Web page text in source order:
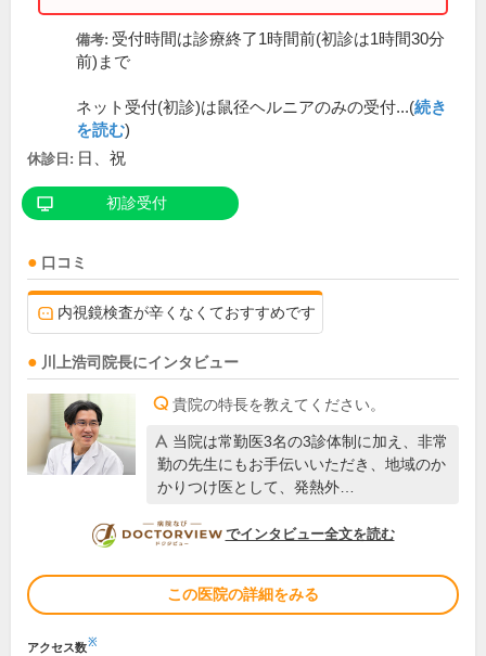
備考: 受付時間は診療終了1時間前(初診は1時間30分
前)まで
ネット受付(初診)は鼠径ヘルニアのみの受付...(続き
を読む)
休診日: 日、祝
初診受付
口コミ
内視鏡検査が辛くなくておすすめです
川上浩司 院長にインタビュー
貴院の特長を教えてください。
当院は常勤医3名の3診体制に加え、非常
勤の先生にもお手伝いいただき、地域のか
かりつけ医として、発熱外…
DOCTORVIEW
でインタビュー全文を読む
この医院の詳細をみる
アクセス数※